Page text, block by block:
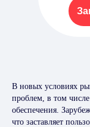
В новых условиях
проблем, в том
обеспечения.
что заставляет